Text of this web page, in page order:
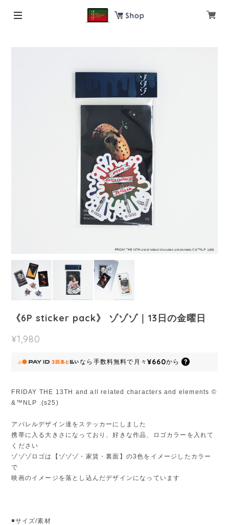
《6P sticker pack》 ゾゾゾ｜13日の金曜日
¥1,980
なら 手数料無料で 月々 ¥660から
FRIDAY THE 13TH and all related characters and elements ©︎
&™︎NLP .(s25)
アパレルデザイン達をステッカーにしました
携帯に入る大きさになっており、好きな作品、ロゴカラーを入れて
ください
ゾゾゾロゴは【ゾゾゾ・家賃・裏面】の3色をイメージしたカラー
で
映画のイメージを落とし込んだデザインになっています
◾️サイズ/素材